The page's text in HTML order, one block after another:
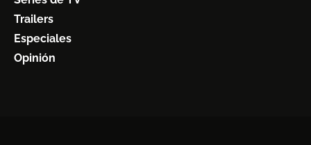
Trailers
Especiales
Opinión